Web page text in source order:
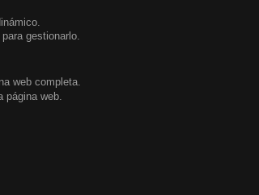
gestionarlo.
web completa.
página web.